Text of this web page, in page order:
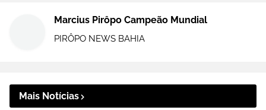
Marcius Pirôpo Campeão Mundial
PIRÔPO NEWS BAHIA
Mais Notícias